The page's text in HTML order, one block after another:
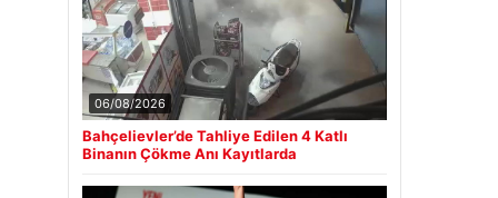
06/08/2026
Bahçelievler’de Tahliye Edilen 4 Katlı
Binanın Çökme Anı Kayıtlarda